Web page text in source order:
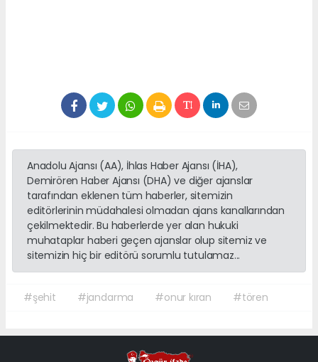
Anadolu Ajansı (AA), İhlas Haber Ajansı (İHA),
Demirören Haber Ajansı (DHA) ve diğer ajanslar
tarafından eklenen tüm haberler, sitemizin
editörlerinin müdahalesi olmadan ajans kanallarından
çekilmektedir. Bu haberlerde yer alan hukuki
muhataplar haberi geçen ajanslar olup sitemiz ve
sitemizin hiç bir editörü sorumlu tutulamaz...
#şehit #jandarma #onur kıran #tören